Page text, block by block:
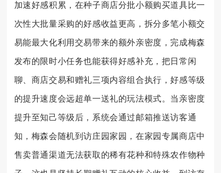
加速好感积累，在种子商店分批小额购买道具比一
次性大批量采购的好感收益更高，拆分多笔小额交
易能最大化利用交易带来的额外亲密度，完成梅森
发布的限时小任务也能获得好感补充，把日常闲
聊、商店交易和赠礼三项内容组合执行，好感等级
的提升速度会远超单一送礼的玩法模式。当亲密度
提升至知己等级后，系统会通过邮箱推送访客通
知，梅森会随机到访庄园家园，在家园专属商店中
售卖普通渠道无法获取的稀有花种和特殊农作物种